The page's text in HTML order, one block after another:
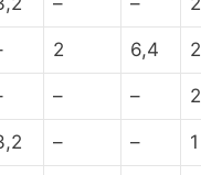
2 6,4 2
– – 2
– – 1